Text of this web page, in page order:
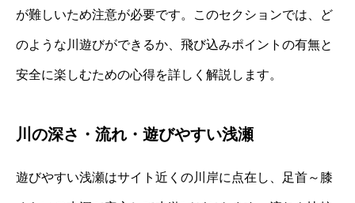
が難しいため注意が必要です。このセクションでは、ど
のような川遊びができるか、飛び込みポイントの有無と
安全に楽しむための心得を詳しく解説します。
川の深さ・流れ・遊びやすい浅瀬
遊びやすい浅瀬はサイト近くの川岸に点在し、足首～膝